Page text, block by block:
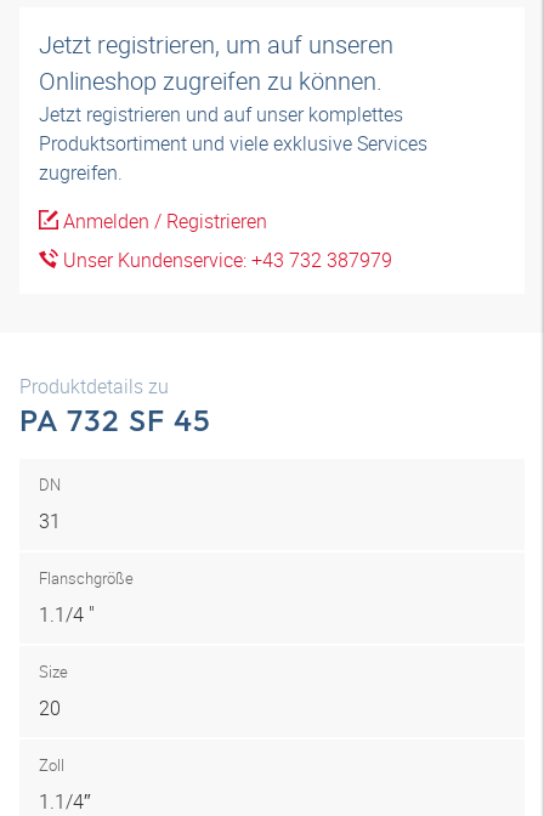
Jetzt registrieren, um auf unseren
Onlineshop zugreifen zu können.
Jetzt registrieren und auf unser komplettes
Produktsortiment und viele exklusive Services
zugreifen.
Anmelden / Registrieren
Unser Kundenservice: +43 732 387979
Produktdetails zu
PA 732 SF 45
DN
31
Flanschgröße
1.1/4 "
Size
20
Zoll
1.1/4″